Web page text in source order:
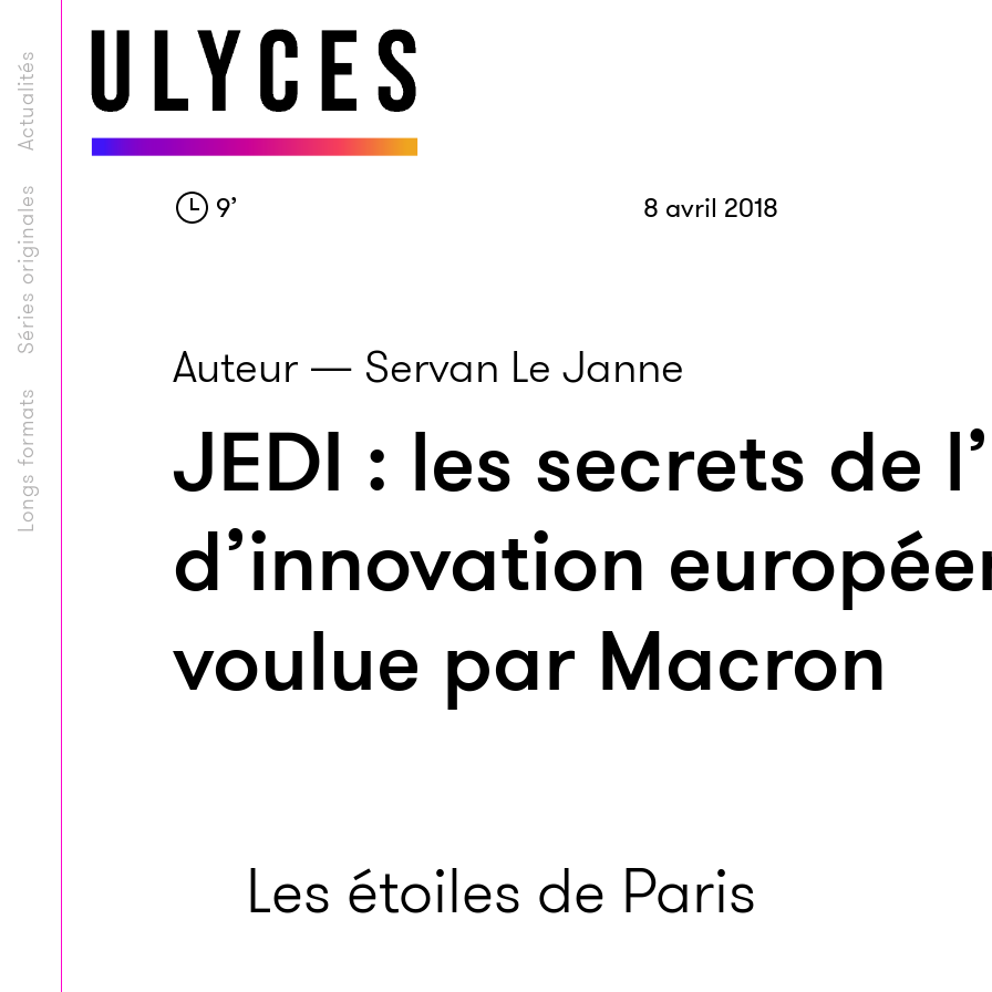
Longs formats
Séries originales
Actualités
9’ 8 avril 2018
Auteur — Servan Le Janne
JEDI : les secrets de
d’innovation
voulue par Macron
Les étoiles de Paris